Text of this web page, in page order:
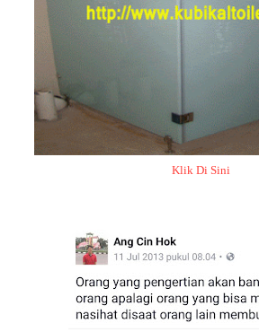
Klik Di Sini